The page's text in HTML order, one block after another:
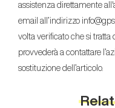
assistenza direttamente
email all’indirizzo
volta verificato che si tratta
provvederà a contattare
sostituzione dell’articolo.